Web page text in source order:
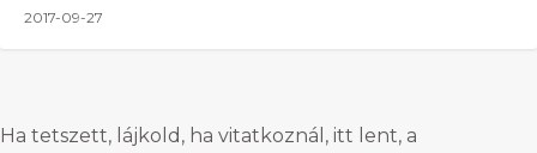
2017-09-27
Ha tetszett, lájkold, ha vitatkoznál, itt lent, a